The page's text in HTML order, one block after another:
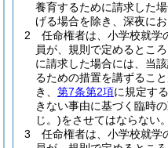
養育するために請求した
げる場合を除き、深夜に
2
任命権者は、小学校就学
員が、規則で定めるとこ
に請求した場合には、当
るための措置を講ずるこ
き、 第7条第2項に規定す
きない事由に基づく臨時の
じ。)をさせてはならない。
3
任命権者は、小学校就学